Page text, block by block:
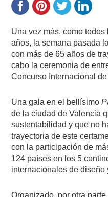
Una vez más, como
años, la semana pasada
con más de 65 años de
cabo la ceremonia de
Concurso Internacional
Una gala en el bellísimo
de la ciudad de Valencia
sustentabilidad y que no
trayectoria de este
con la participación de
124 países en los 5
internacionales de diseño
Organizado, por otra